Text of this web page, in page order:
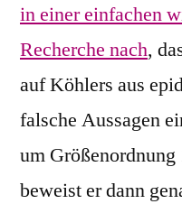
in einer einfachen
Recherche nach,
auf Köhlers aus
falsche Aussagen
um
beweist er dann